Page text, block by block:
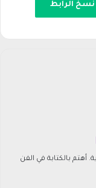
نسخ الرابط
أهتم بالكتابة في الفن